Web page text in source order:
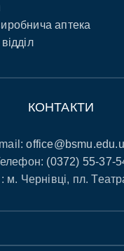
аптека
КОНТАКТИ
(0372) 55-37-
м. Чернівці, пл.